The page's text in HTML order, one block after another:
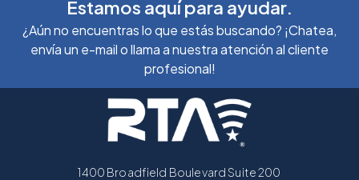
Estamos aquí para ayudar.
¿Aún no encuentras lo que estás buscando? ¡Chatea,
envía un e-mail o llama a nuestra atención al cliente
profesional!
1400 Broadfield Boulevard Suite 200